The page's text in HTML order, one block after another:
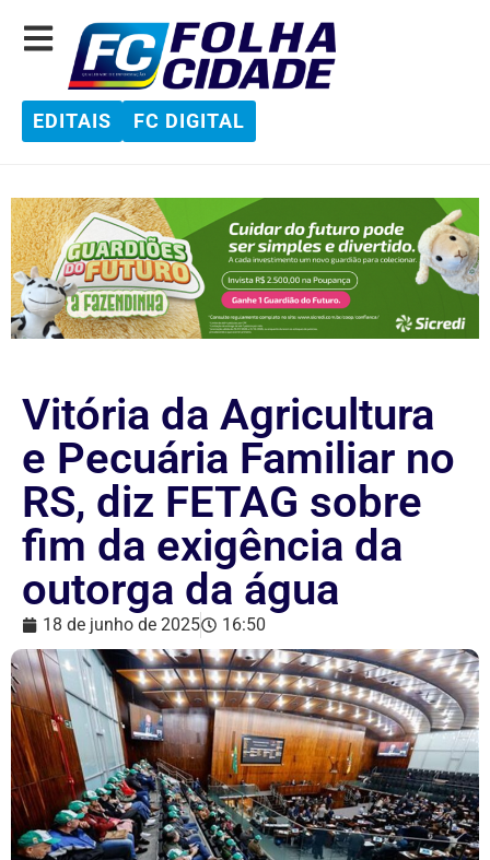
EDITAIS FC DIGITAL
Vitória da Agricultura
e Pecuária Familiar no
RS, diz FETAG sobre
fim da exigência da
outorga da água
18 de junho de 2025 16:50